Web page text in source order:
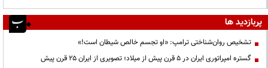
پربازدید ها
تشخیص روان‌شناختی ترامپ: «او تجسم خالص شیطان است!»
گستره امپراتوری ایران در ۵ قرن پیش از میلاد؛ تصویری از ایران ۲۵ قرن پیش